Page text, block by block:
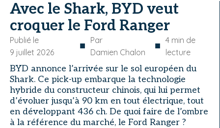
Avec le Shark, BYD veut
croquer le Ford Ranger
Publié le
9 juillet 2026
■ Par
Damien Chalon
■ 4 min de
lecture
BYD annonce l’arrivée sur le sol européen du
Shark. Ce pick-up embarque la technologie
hybride du constructeur chinois, qui lui permet
d’évoluer jusqu’à 90 km en tout électrique, tout
en développant 436 ch. De quoi faire de l’ombre
à la référence du marché, le Ford Ranger ?